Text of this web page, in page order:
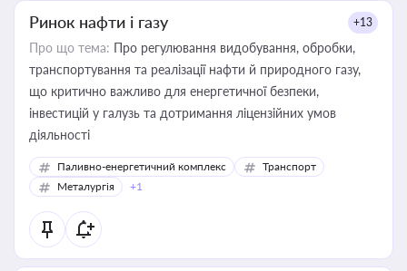
Ринок нафти і газу +13
Про що тема: Про регулювання видобування, обробки,
транспортування та реалізації нафти й природного газу,
що критично важливо для енергетичної безпеки,
інвестицій у галузь та дотримання ліцензійних умов
діяльності
Паливно-енергетичний комплекс
Транспорт
Металургія
+1